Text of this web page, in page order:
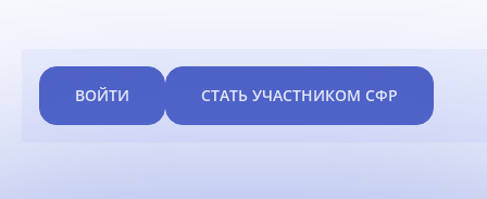
ВОЙТИ СТАТЬ УЧАСТНИКОМ СФР